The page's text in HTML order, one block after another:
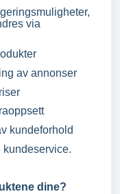
via
av annonser
kundeforhold
kundeservice.
dine?